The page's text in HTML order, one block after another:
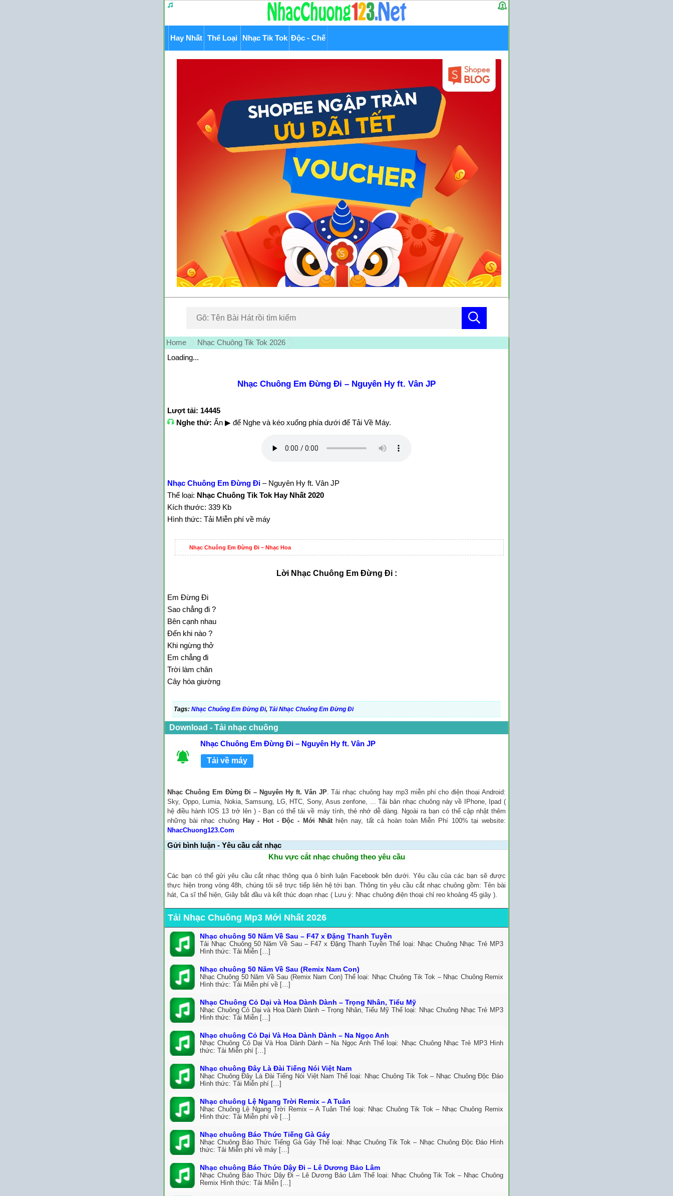
Hay Nhất Thể Loại Nhạc Tik Tok Độc - Chế
Home
Nhạc Chuông Tik Tok 2026
Loading...
Nhạc Chuông Em Đừng Đi – Nguyên Hy ft. Vân JP
Lượt tải: 14445
Nghe thử: Ấn ▶ để Nghe và kéo xuống phía dưới để Tải Về Máy.
Nhạc Chuông Em Đừng Đi – Nguyên Hy ft. Vân JP
Thể loại: Nhạc Chuông Tik Tok Hay Nhất 2020
Kích thước: 339 Kb
Hình thức: Tải Miễn phí về máy
Nhạc Chuông Em Đừng Đi – Nhạc Hoa
Lời Nhạc Chuông Em Đừng Đi :
Em Đừng Đi
Sao chẳng đi ?
Bên cạnh nhau
Đến khi nào ?
Khi ngừng thở
Em chẳng đi
Trời làm chân
Cây hóa giường
Tags: Nhạc Chuông Em Đừng Đi, Tải Nhạc Chuông Em Đừng Đi
Download - Tải nhạc chuông
Nhạc Chuông Em Đừng Đi – Nguyên Hy ft. Vân JP
Tải về máy
Nhạc Chuông Em Đừng Đi – Nguyên Hy ft. Vân JP. Tải nhạc chuông hay mp3 miễn phí cho điện thoại Android:
Sky, Oppo, Lumia, Nokia, Samsung, LG, HTC, Sony, Asus zenfone, ... Tải bản nhạc chuông này về IPhone, Ipad (
hệ điều hành IOS 13 trở lên ) - Bạn có thể tải về máy tính, thẻ nhớ dễ dàng. Ngoài ra bạn có thể cập nhật thêm
những bài nhạc chuông Hay - Hot - Độc - Mới Nhấthiện nay, tất cả hoàn toàn Miễn Phí 100% tại website:
NhacChuong123.Com
Gửi bình luận - Yêu cầu cắt nhạc
Khu vực cắt nhạc chuông theo yêu cầu
Các bạn có thể gửi yêu cầu cắt nhạc thông qua ô bình luận Facebook bên dưới. Yêu cầu của các bạn sẽ được
thực hiện trong vòng 48h, chúng tôi sẽ trực tiếp liên hệ tới bạn. Thông tin yêu cầu cắt nhạc chuông gồm: Tên bài
hát, Ca sĩ thể hiện, Giây bắt đầu và kết thúc đoạn nhạc ( Lưu ý: Nhạc chuông điện thoại chỉ reo khoảng 45 giây ).
Tải Nhạc Chuông Mp3 Mới Nhất 2026
Nhạc chuông 50 Năm Về Sau – F47 x Đặng Thanh Tuyền
Tải Nhạc Chuông 50 Năm Về Sau – F47 x Đặng Thanh Tuyền Thể loại: Nhạc Chuông Nhạc Trẻ MP3
Hình thức: Tải Miễn […]
Nhạc chuông 50 Năm Về Sau (Remix Nam Con)
Nhạc Chuông 50 Năm Về Sau (Remix Nam Con) Thể loại: Nhạc Chuông Tik Tok – Nhạc Chuông Remix
Hình thức: Tải Miễn phí về […]
Nhạc Chuông Cỏ Dại và Hoa Dành Dành – Trọng Nhân, Tiểu Mỹ
Nhạc Chuông Cỏ Dại và Hoa Dành Dành – Trọng Nhân, Tiểu Mỹ Thể loại: Nhạc Chuông Nhạc Trẻ MP3
Hình thức: Tải Miễn […]
Nhạc chuông Cỏ Dại Và Hoa Dành Dành – Na Ngọc Anh
Nhạc Chuông Cỏ Dại Và Hoa Dành Dành – Na Ngọc Anh Thể loại: Nhạc Chuông Nhạc Trẻ MP3 Hình
thức: Tải Miễn phí […]
Nhạc chuông Đây Là Đài Tiếng Nói Việt Nam
Nhạc Chuông Đây Là Đài Tiếng Nói Việt Nam Thể loại: Nhạc Chuông Tik Tok – Nhạc Chuông Độc Đáo
Hình thức: Tải Miễn phí […]
Nhạc chuông Lệ Ngang Trời Remix – A Tuân
Nhạc Chuông Lệ Ngang Trời Remix – A Tuân Thể loại: Nhạc Chuông Tik Tok – Nhạc Chuông Remix
Hình thức: Tải Miễn phí về […]
Nhạc chuông Báo Thức Tiếng Gà Gáy
Nhạc Chuông Báo Thức Tiếng Gà Gáy Thể loại: Nhạc Chuông Tik Tok – Nhạc Chuông Độc Đáo Hình
thức: Tải Miễn phí về máy […]
Nhạc chuông Báo Thức Dậy Đi – Lê Dương Bảo Lâm
Nhạc Chuông Báo Thức Dậy Đi – Lê Dương Bảo Lâm Thể loại: Nhạc Chuông Tik Tok – Nhạc Chuông
Remix Hình thức: Tải Miễn […]